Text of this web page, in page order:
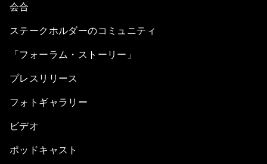
会合
ステークホルダーのコミュニティ
「フォーラム・ストーリー」
プレスリリース
フォトギャラリー
ビデオ
ポッドキャスト